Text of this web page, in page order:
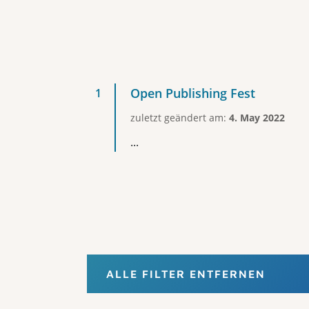
Open Publishing Fest
zuletzt geändert am: 4. May 2022
...
ALLE FILTER ENTFERNEN